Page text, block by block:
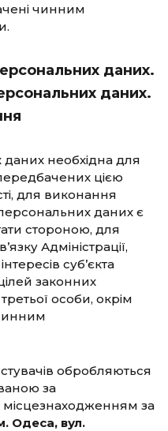
чинним
даних.
даних.
необхідна для
цією
для виконання
даних є
стороною, для
Адміністрації,
суб’єкта
законних
третьої особи, окрім
обробляються
за
місцезнаходженням за
Одеса, вул.